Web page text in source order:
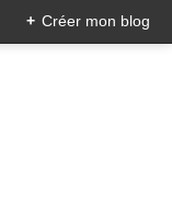
+ Créer mon blog